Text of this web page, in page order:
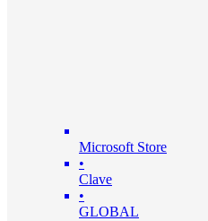
Microsoft Store
•
Clave
•
GLOBAL